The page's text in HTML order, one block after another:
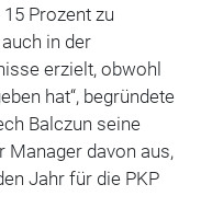
Prozent zu
in der
erzielt, obwohl
hat“, begründete
Balczun seine
Manager davon aus,
Jahr für die PKP